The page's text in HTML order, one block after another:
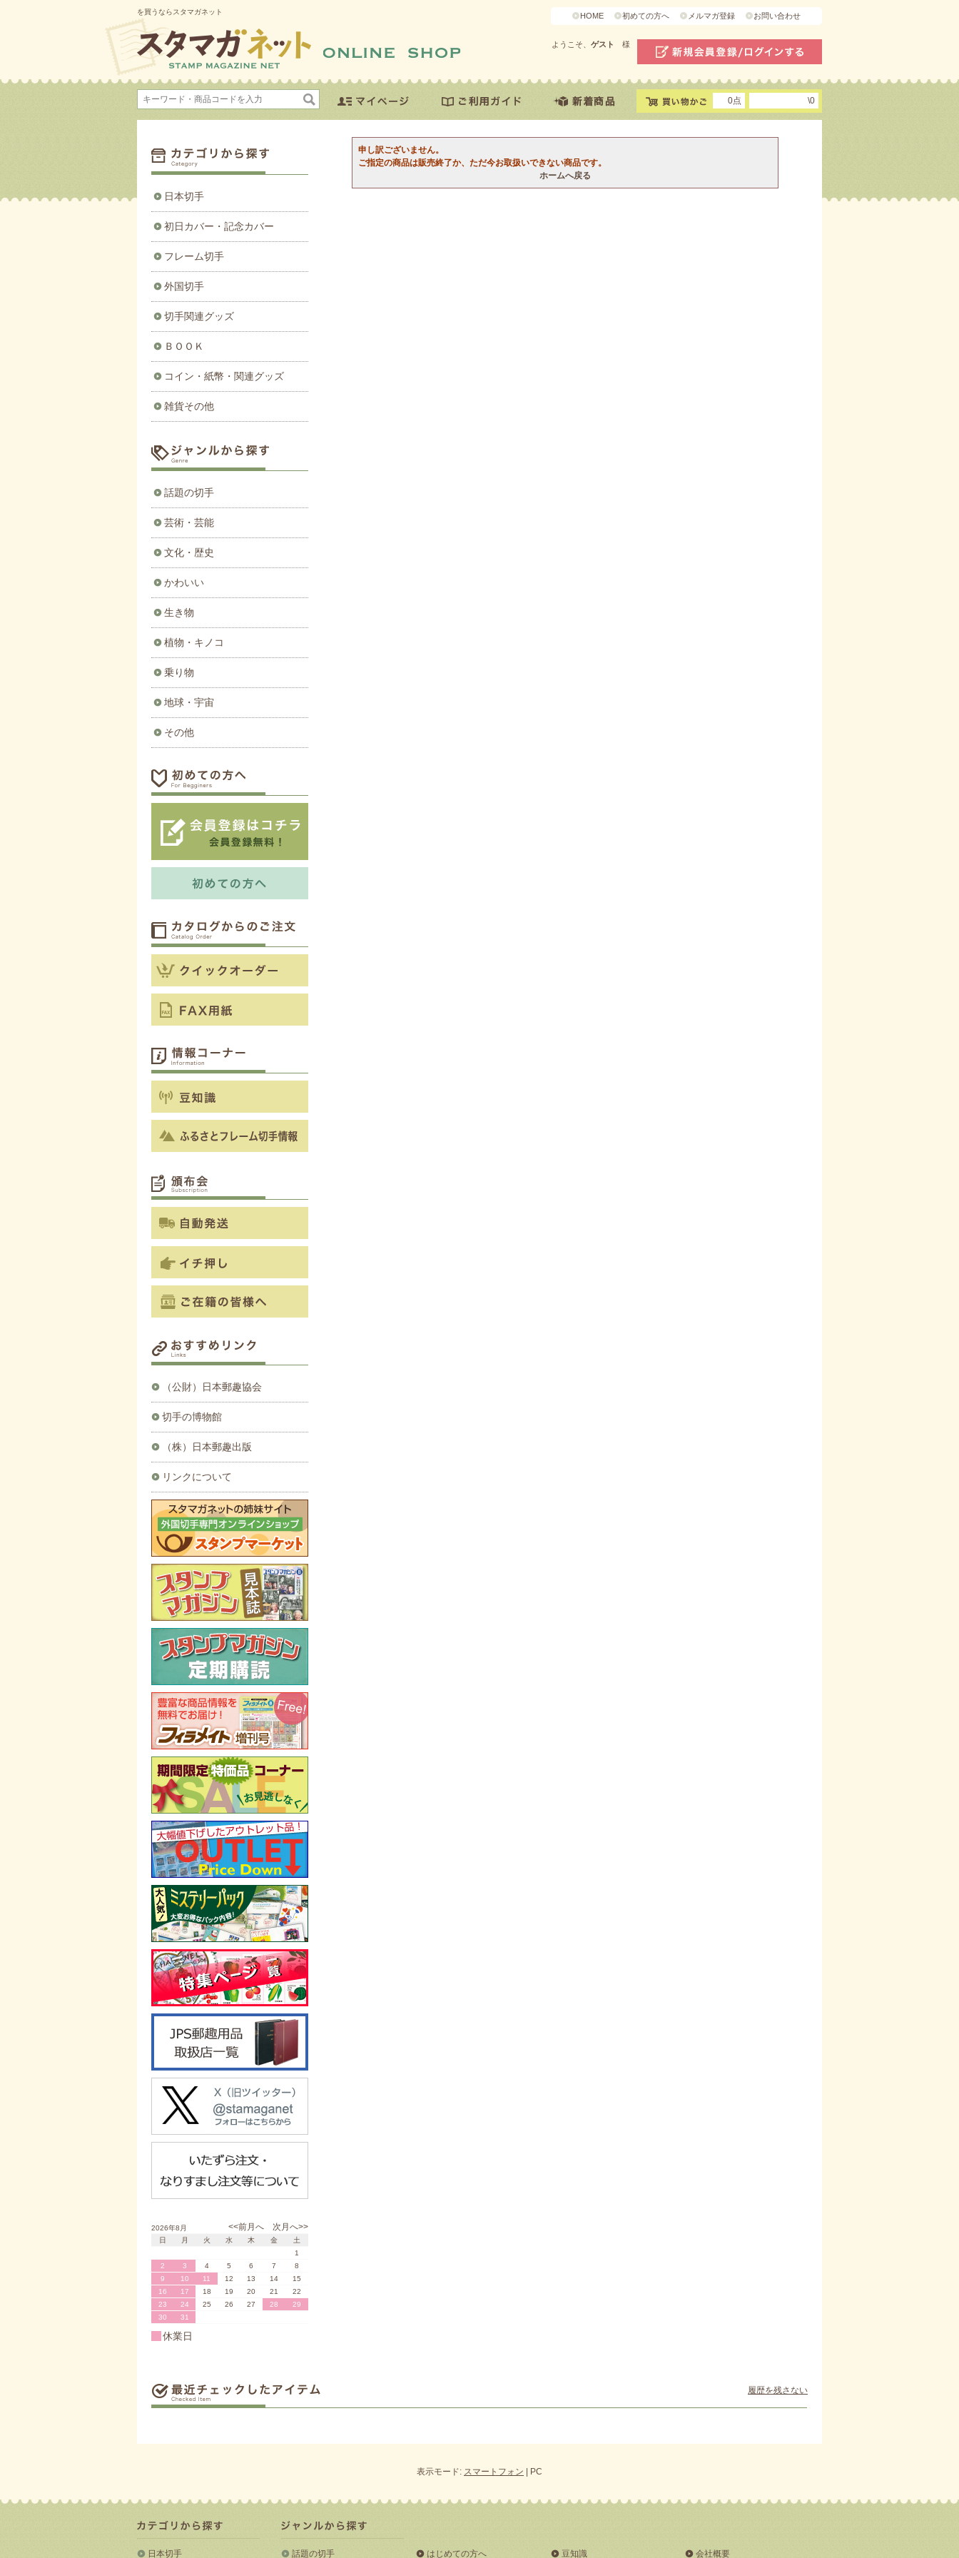
を買うならスタマガネット HOME 初めての方へ メルマガ登録 お問い合わせ
ようこそ、 ゲスト 様
0点 \0
申し訳ございません。
ご指定の商品は販売終了か、ただ今お取扱いできない商品です。
ホームへ戻る
日本切手
初日カバー・記念カバー
フレーム切手
外国切手
切手関連グッズ
ＢＯＯＫ
コイン・紙幣・関連グッズ
雑貨その他
話題の切手
芸術・芸能
文化・歴史
かわいい
生き物
植物・キノコ
乗り物
地球・宇宙
その他
（公財）日本郵趣協会
切手の博物館
（株）日本郵趣出版
リンクについて
<<前月へ 次月へ>>
2026年8月
日
月 火 水 木 金
土
1
2
3 4 5 6 7
8
9
10 11 12 13 14
15
16
17 18 19 20 21
22
23
24 25 26 27 28
29
30
31
休業日
履歴を残さない
表示モード: スマートフォン | PC
日本切手 話題の切手 はじめての方へ 豆知識 会社概要